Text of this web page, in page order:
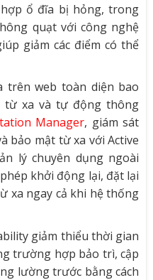
ổ đĩa bị hỏng, trong
quạt với công nghệ
giảm các điểm có thể
web toàn diện bao
từ xa và tự động thông
Manager, giám sát
bảo mật từ xa với Active
lý chuyên dụng ngoài
khởi động lại, đặt lại
xa ngay cả khi hệ thống
giảm thiểu thời gian
trường hợp bảo trì, cập
lường trước bằng cách